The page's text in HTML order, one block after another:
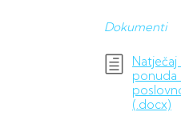
Dokumenti
Natječaj
ponuda
(.docx)